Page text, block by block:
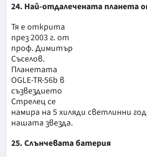
24. Най-отдалечената планета
Тя е открита
през 2003 г. от
проф. Димитър
Съселов.
Планетата
OGLE-TR-56b в
съзвездието
Стрелец се
намира на 5 хиляди светлинни
нашата звезда.
25. Слънчевата батерия